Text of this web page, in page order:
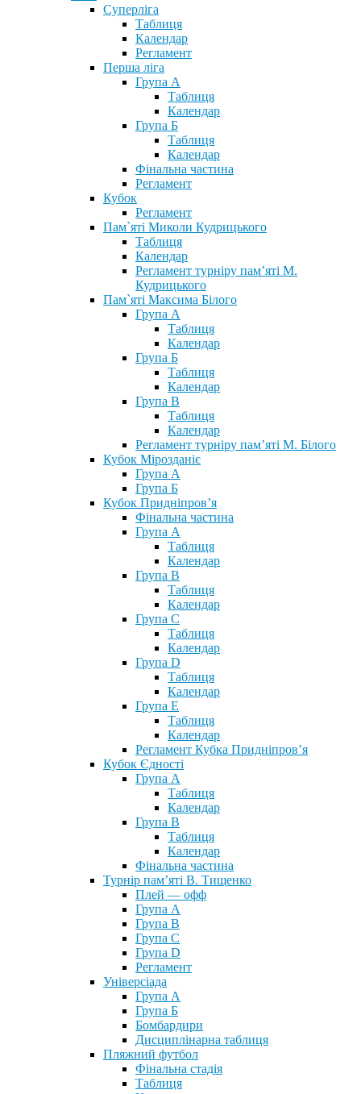
Суперліга
Таблиця
Календар
Регламент
Перша ліга
Група А
Таблиця
Календар
Група Б
Таблиця
Календар
Фінальна частина
Регламент
Кубок
Регламент
Пам`яті Миколи Кудрицького
Таблиця
Календар
Регламент турніру пам’яті М.
Кудрицького
Пам`яті Максима Білого
Група А
Таблиця
Календар
Група Б
Таблиця
Календар
Група В
Таблиця
Календар
Регламент турніру пам’яті М. Білого
Кубок Мірозданіє
Група А
Група Б
Кубок Придніпров’я
Фінальна частина
Група А
Таблиця
Календар
Група В
Таблиця
Календар
Група С
Таблиця
Календар
Група D
Таблиця
Календар
Група Е
Таблиця
Календар
Регламент Кубка Придніпров’я
Кубок Єдності
Група А
Таблиця
Календар
Група В
Таблиця
Календар
Фінальна частина
Турнір пам’яті В. Тищенко
Плей — офф
Група А
Група B
Група С
Група D
Регламент
Універсіада
Група А
Група Б
Бомбардири
Дисциплінарна таблиця
Пляжний футбол
Фінальна стадія
Таблиця